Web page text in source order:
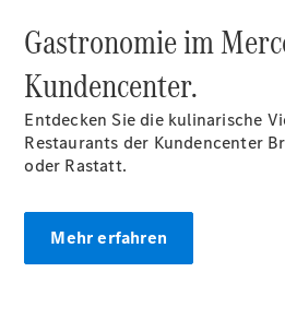
Der neue
elektrische
Gastronomie im
Kundencenter.
Entdecken Sie die kulinarische
Restaurants der Kundencenter
oder Rastatt.
Mehr erfahren